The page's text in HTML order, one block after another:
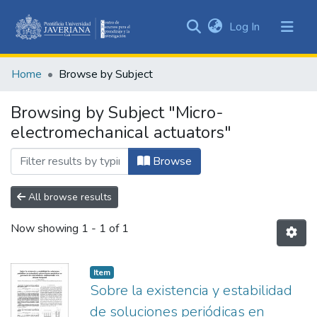
&
All of DSpace
Log In (current)
Home Browse by Subject
Browsing by Subject "Micro-
electromechanical actuators"
Browse
All browse results
Now showing 1 - 1 of 1
Item
Sobre la existencia y estabilidad
de soluciones periódicas en